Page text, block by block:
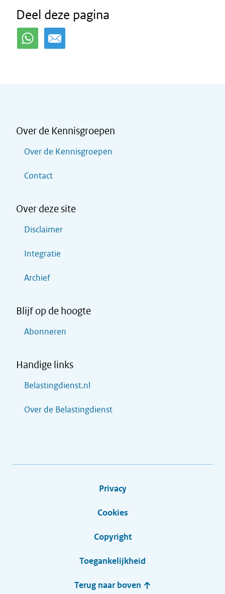
Deel deze pagina
Over de Kennisgroepen
Over de Kennisgroepen
Contact
Over deze site
Disclaimer
Integratie
Archief
Blijf op de hoogte
Abonneren
Handige links
Belastingdienst.nl
Over de Belastingdienst
Privacy
Cookies
Copyright
Toegankelijkheid
Terug naar boven